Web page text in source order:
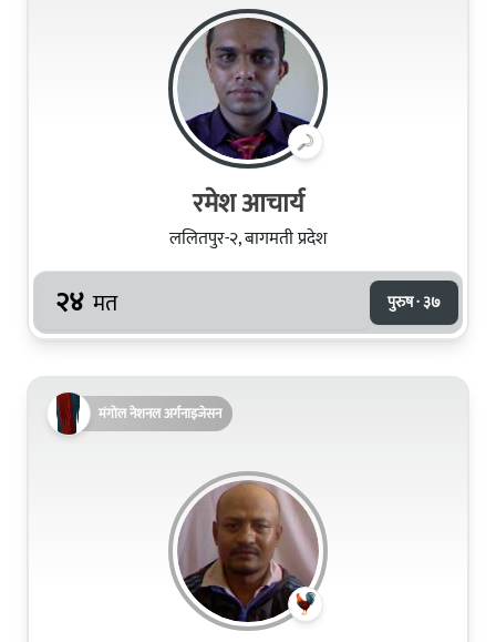
रमेश आचार्य
ललितपुर-२, बागमती प्रदेश
२४ मत पुरुष · ३७
मंगोल नेशनल अर्गनाइजेसन